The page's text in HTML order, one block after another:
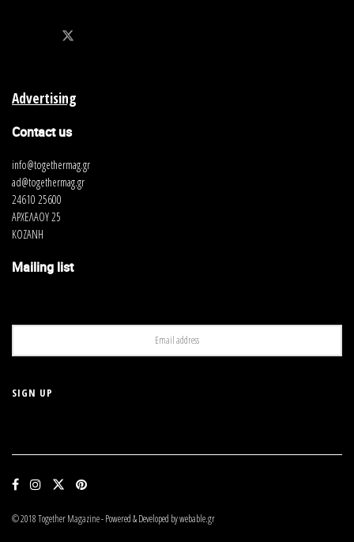
Advertising
Contact us
info@togethermag.gr
ad@togethermag.gr
24610 25600
ΑΡΧΕΛΑΟΥ 25
ΚΟΖΑΝΗ
Mailing list
© 2018 Together Magazine - Powered & Developed by webable.gr